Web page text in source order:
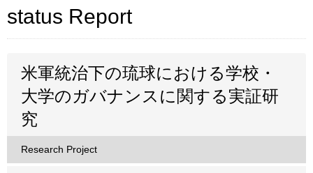
status Report
米軍統治下の琉球における学校・
大学のガバナンスに関する実証研
究
Research Project